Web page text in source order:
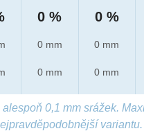
0 %
0 mm
0 mm
0 %
0 mm
0 mm
0,1 mm srážek.